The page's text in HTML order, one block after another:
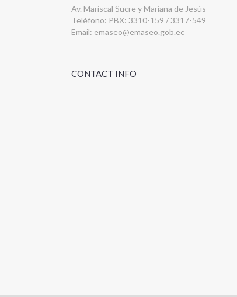
Av. Mariscal Sucre y Mariana de Jesús
Teléfono: PBX: 3310-159 / 3317-549
Email: emaseo@emaseo.gob.ec
CONTACT INFO